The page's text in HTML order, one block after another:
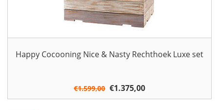
Happy Cocooning Nice & Nasty Rechthoek Luxe set
€1.599,00 Oorspronkelijke
prijs
€1.375,00
prijs